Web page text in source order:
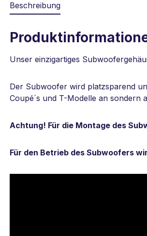
Beschreibung
Unser einzigartiges
Der Subwoofer wird platzsparend
Coupé´s und T-Modelle an sondern
Achtung! Für die Montage des
Für den Betrieb des Subwoofers